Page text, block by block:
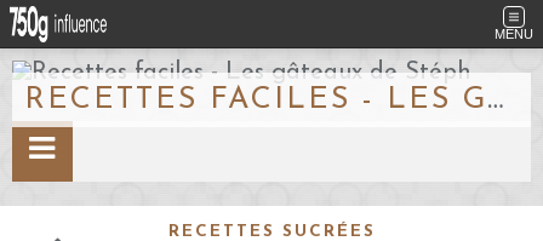
MENU
RECETTES FACILES - LES GÂTEAUX DE STÉPH
RECETTES SUCRÉES